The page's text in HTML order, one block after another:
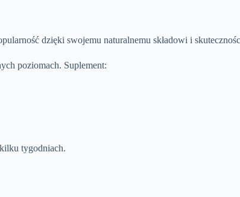
dzięki swojemu naturalnemu składowi i
poziomach. Suplement:
tygodniach.